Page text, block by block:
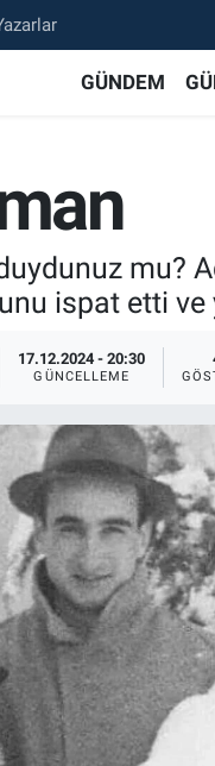
GÜNDEM
ispat etti ve
17.12.2024 - 20:30
GÜNCELLEME